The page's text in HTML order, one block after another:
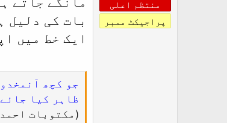
t
e
ء
منتظم اعلی
پراجیکٹ ممبر
بات کی دلیل
ایک خط میں
جو کچھ
ظاہر کیا
(مکتوبات احمدیہ ج